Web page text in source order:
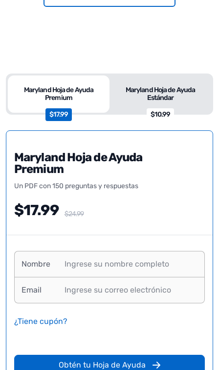
Maryland Hoja de Ayuda
Estándar
$10.99
Maryland Hoja de Ayuda
Premium
$17.99
Maryland Hoja de Ayuda
Premium
Un PDF con 150 preguntas y respuestas
$17.99 $24.99
Nombre
Email
¿Tiene cupón?
Obtén tu Hoja de Ayuda